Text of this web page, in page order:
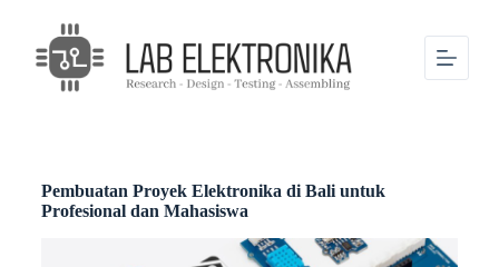
Pembuatan Proyek Elektronika di Bali untuk
Profesional dan Mahasiswa